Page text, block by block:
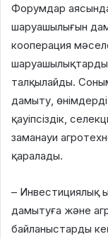
Форумдар
шаруашылығын
кооперация
талқылайды.
дамыту,
қауіпсіздік,
заманауи
қаралады.
– Инвестициялық
дамытуға және
байланыстарды